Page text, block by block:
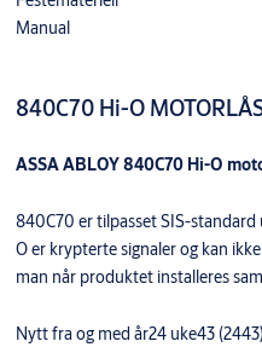
Manual
840C70 Hi-O
ASSA ABLOY 840C70 Hi-O
840C70 er tilpasset SIS-
O er krypterte signaler og kan
man når produktet installeres
Nytt fra og med år24 uke43